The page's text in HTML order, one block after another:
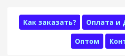
Как заказать? Оплата и
Оптом